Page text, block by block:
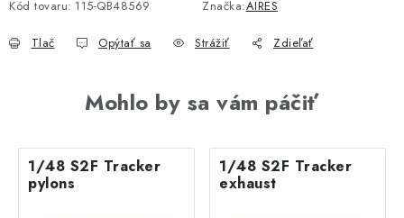
Kód tovaru: 115-QB48569 Značka:AIRES
Tlač Opýtať sa Strážiť Zdieľať
Mohlo by sa vám páčiť
1/48 S2F Tracker
pylons
1/48 S2F Tracker
exhaust